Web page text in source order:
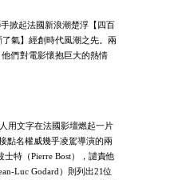
掀起法國新浪潮楚浮【四百
氣】經創時代風潮之先。兩
們對電影懷抱巨大的熱情
用文字在法國影壇燃起一片
點名權威幾乎凌駕導演的兩
士特（Pierre Bost），譴責他
Luc Godard）則列出21位